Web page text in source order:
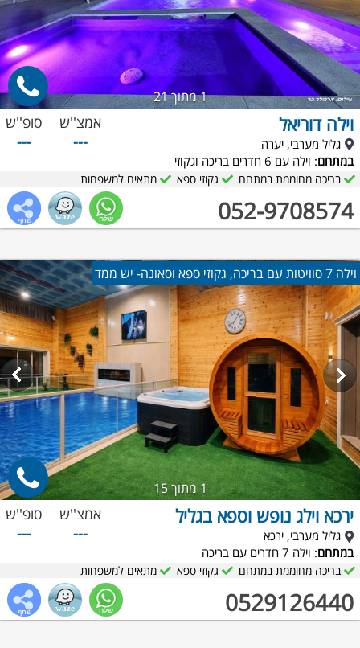
1מתוך 21
וילה דוריאל
גליל מערבי, יערה
במתחם: וילה עם 6 חדרים בריכה וגקוזי
052-9708574
אמצ''ש
---
סופ''ש
---
בריכה מחוממת במתחם גקוזי ספא מתאים למשפחות
1מתוך 15
וילה 7 סוויטות עם בריכה, גקוזי ספא וסאונה- יש ממד
ירכא וילג נופש וספא בגליל
גליל מערבי, ירכא
במתחם: וילה 7 חדרים עם בריכה
0529126440
אמצ''ש
---
סופ''ש
---
בריכה מחוממת במתחם גקוזי ספא מתאים למשפחות